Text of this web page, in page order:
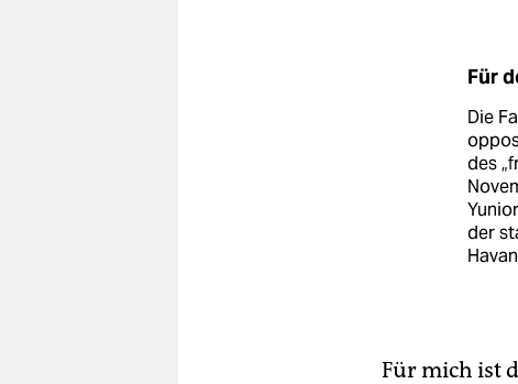
Für
Die
des
der
Für mich ist